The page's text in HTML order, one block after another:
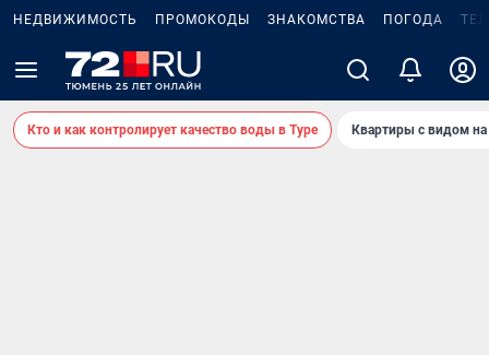
НЕДВИЖИМОСТЬ ПРОМОКОДЫ ЗНАКОМСТВА ПОГОДА
Кто и как контролирует качество воды в Туре Квартиры с видом на